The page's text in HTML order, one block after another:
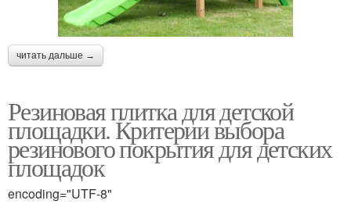
читать дальше →
Резиновая плитка для детской
площадки. Критерии выбора
резинового покрытия для детских
площадок
encoding="UTF-8"